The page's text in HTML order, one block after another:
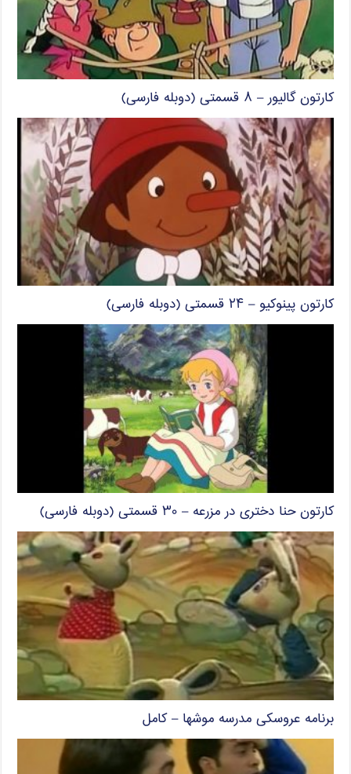
کارتون گالیور – ۸ قسمتی (دوبله فارسی)
کارتون پینوکیو – ۲۴ قسمتی (دوبله فارسی)
کارتون حنا دختری در مزرعه – ۳۰ قسمتی (دوبله فارسی)
برنامه عروسکی مدرسه موشها – کامل